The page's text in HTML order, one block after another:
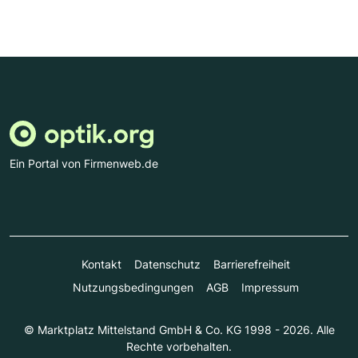
Ein Portal von Firmenweb.de
Kontakt Datenschutz
Barrierefreiheit
Nutzungsbedingungen
AGB Impressum
© Marktplatz Mittelstand GmbH & Co. KG 1998 - 2026. Alle
Rechte vorbehalten.